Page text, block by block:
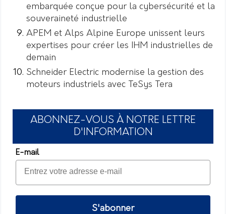
embarquée conçue pour la cybersécurité et la
souveraineté industrielle
APEM et Alps Alpine Europe unissent leurs
expertises pour créer les IHM industrielles de
demain
Schneider Electric modernise la gestion des
moteurs industriels avec TeSys Tera
ABONNEZ-VOUS À NOTRE LETTRE
D'INFORMATION
E-mail
S'abonner